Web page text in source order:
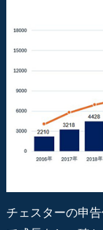
チェスターの申